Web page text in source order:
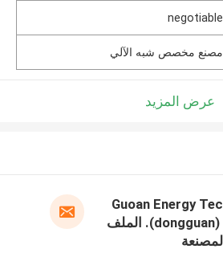
negotiable
مصنع مخصص شبه الآلي
عرض المزيد
Guoan Energy
(dongguan) Co., Ltd. الملف